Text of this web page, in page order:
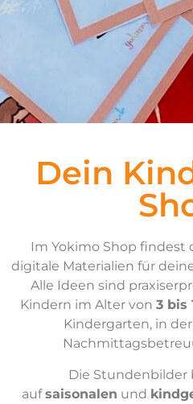
Dein
Im Yokimo Shop findest
digitale Materialien für
Alle Ideen sind
Kindern im Alter von 3 bis
Kindergarten, in
Die Stundenbilder
aufsaisonalen und